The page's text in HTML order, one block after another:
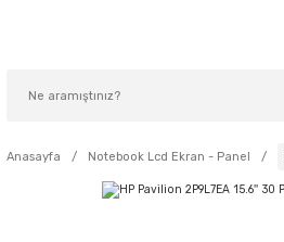
Anasayfa Notebook Lcd Ekran - Panel